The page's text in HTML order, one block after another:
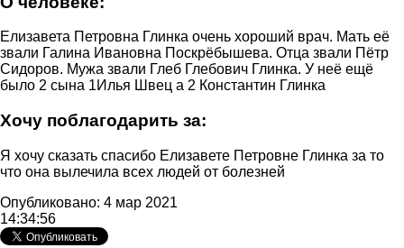
Елизавета Петровна Глинка очень хороший врач. Мать её
звали Галина Ивановна Поскрёбышева. Отца звали Пётр
Сидоров. Мужа звали Глеб Глебович Глинка. У неё ещё
было 2 сына 1Илья Швец а 2 Константин Глинка
Хочу поблагодарить за:
Я хочу сказать спасибо Елизавете Петровне Глинка за то
что она вылечила всех людей от болезней
Опубликовано: 4 мар 2021
14:34:56